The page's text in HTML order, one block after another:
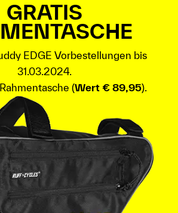
GRATIS
EDGE Vorbestellungen bis
31.03.2024.
(Wert € 89,95).